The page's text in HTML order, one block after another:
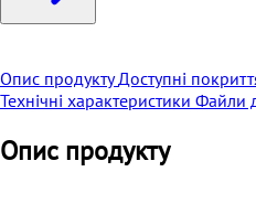
Опис продуктуДоступні
Технічні характеристики Файли
Опис продукту